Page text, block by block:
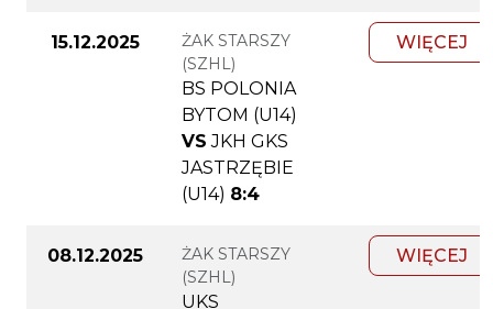
15.12.2025
ŻAK STARSZY
(SZHL)
BS POLONIA
BYTOM (U14)
VS JKH GKS
JASTRZĘBIE
(U14) 8:4
WIĘCEJ
08.12.2025
ŻAK STARSZY
(SZHL)
UKS
WIĘCEJ